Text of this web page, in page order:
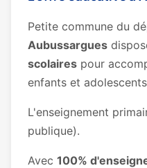
Petite commune du
Aubussargues
scolaires pour
enfants et
L'enseignement
publique).
Avec 100%